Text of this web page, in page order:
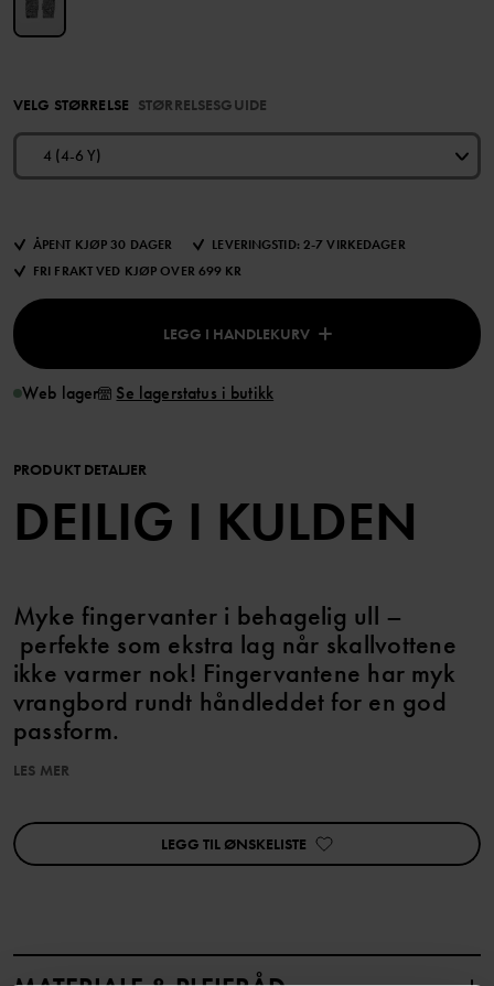
VELG STØRRELSE STØRRELSESGUIDE
4 (4-6 Y)
ÅPENT KJØP 30 DAGER
LEVERINGSTID: 2-7 VIRKEDAGER
FRI FRAKT VED KJØP OVER 699 KR
LEGG I HANDLEKURV
Web lager Se lagerstatus i butikk
PRODUKT DETALJER
DEILIG I KULDEN
Myke fingervanter i behagelig ull –
perfekte som ekstra lag når skallvottene
ikke varmer nok! Fingervantene har myk
vrangbord rundt håndleddet for en god
passform.
Varenummer
Produksjonsland:Kina
Fabrikk
Nantong Xingrong Textile Co Ltd
Les mer
LES MER
LEGG TIL ØNSKELISTE